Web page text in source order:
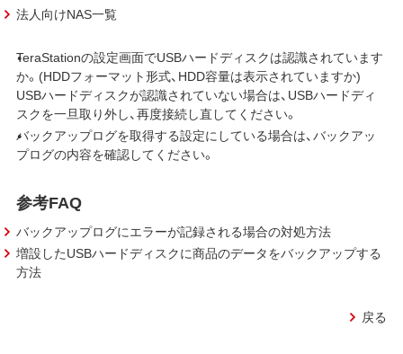
法人向けNAS一覧
TeraStationの設定画面でUSBハードディスクは認識されています
か。(HDDフォーマット形式、HDD容量は表示されていますか)
USBハードディスクが認識されていない場合は、USBハードディ
スクを一旦取り外し、再度接続し直してください。
バックアップログを取得する設定にしている場合は、バックアッ
プログの内容を確認してください。
参考FAQ
バックアップログにエラーが記録される場合の対処方法
増設したUSBハードディスクに商品のデータをバックアップする
方法
戻る